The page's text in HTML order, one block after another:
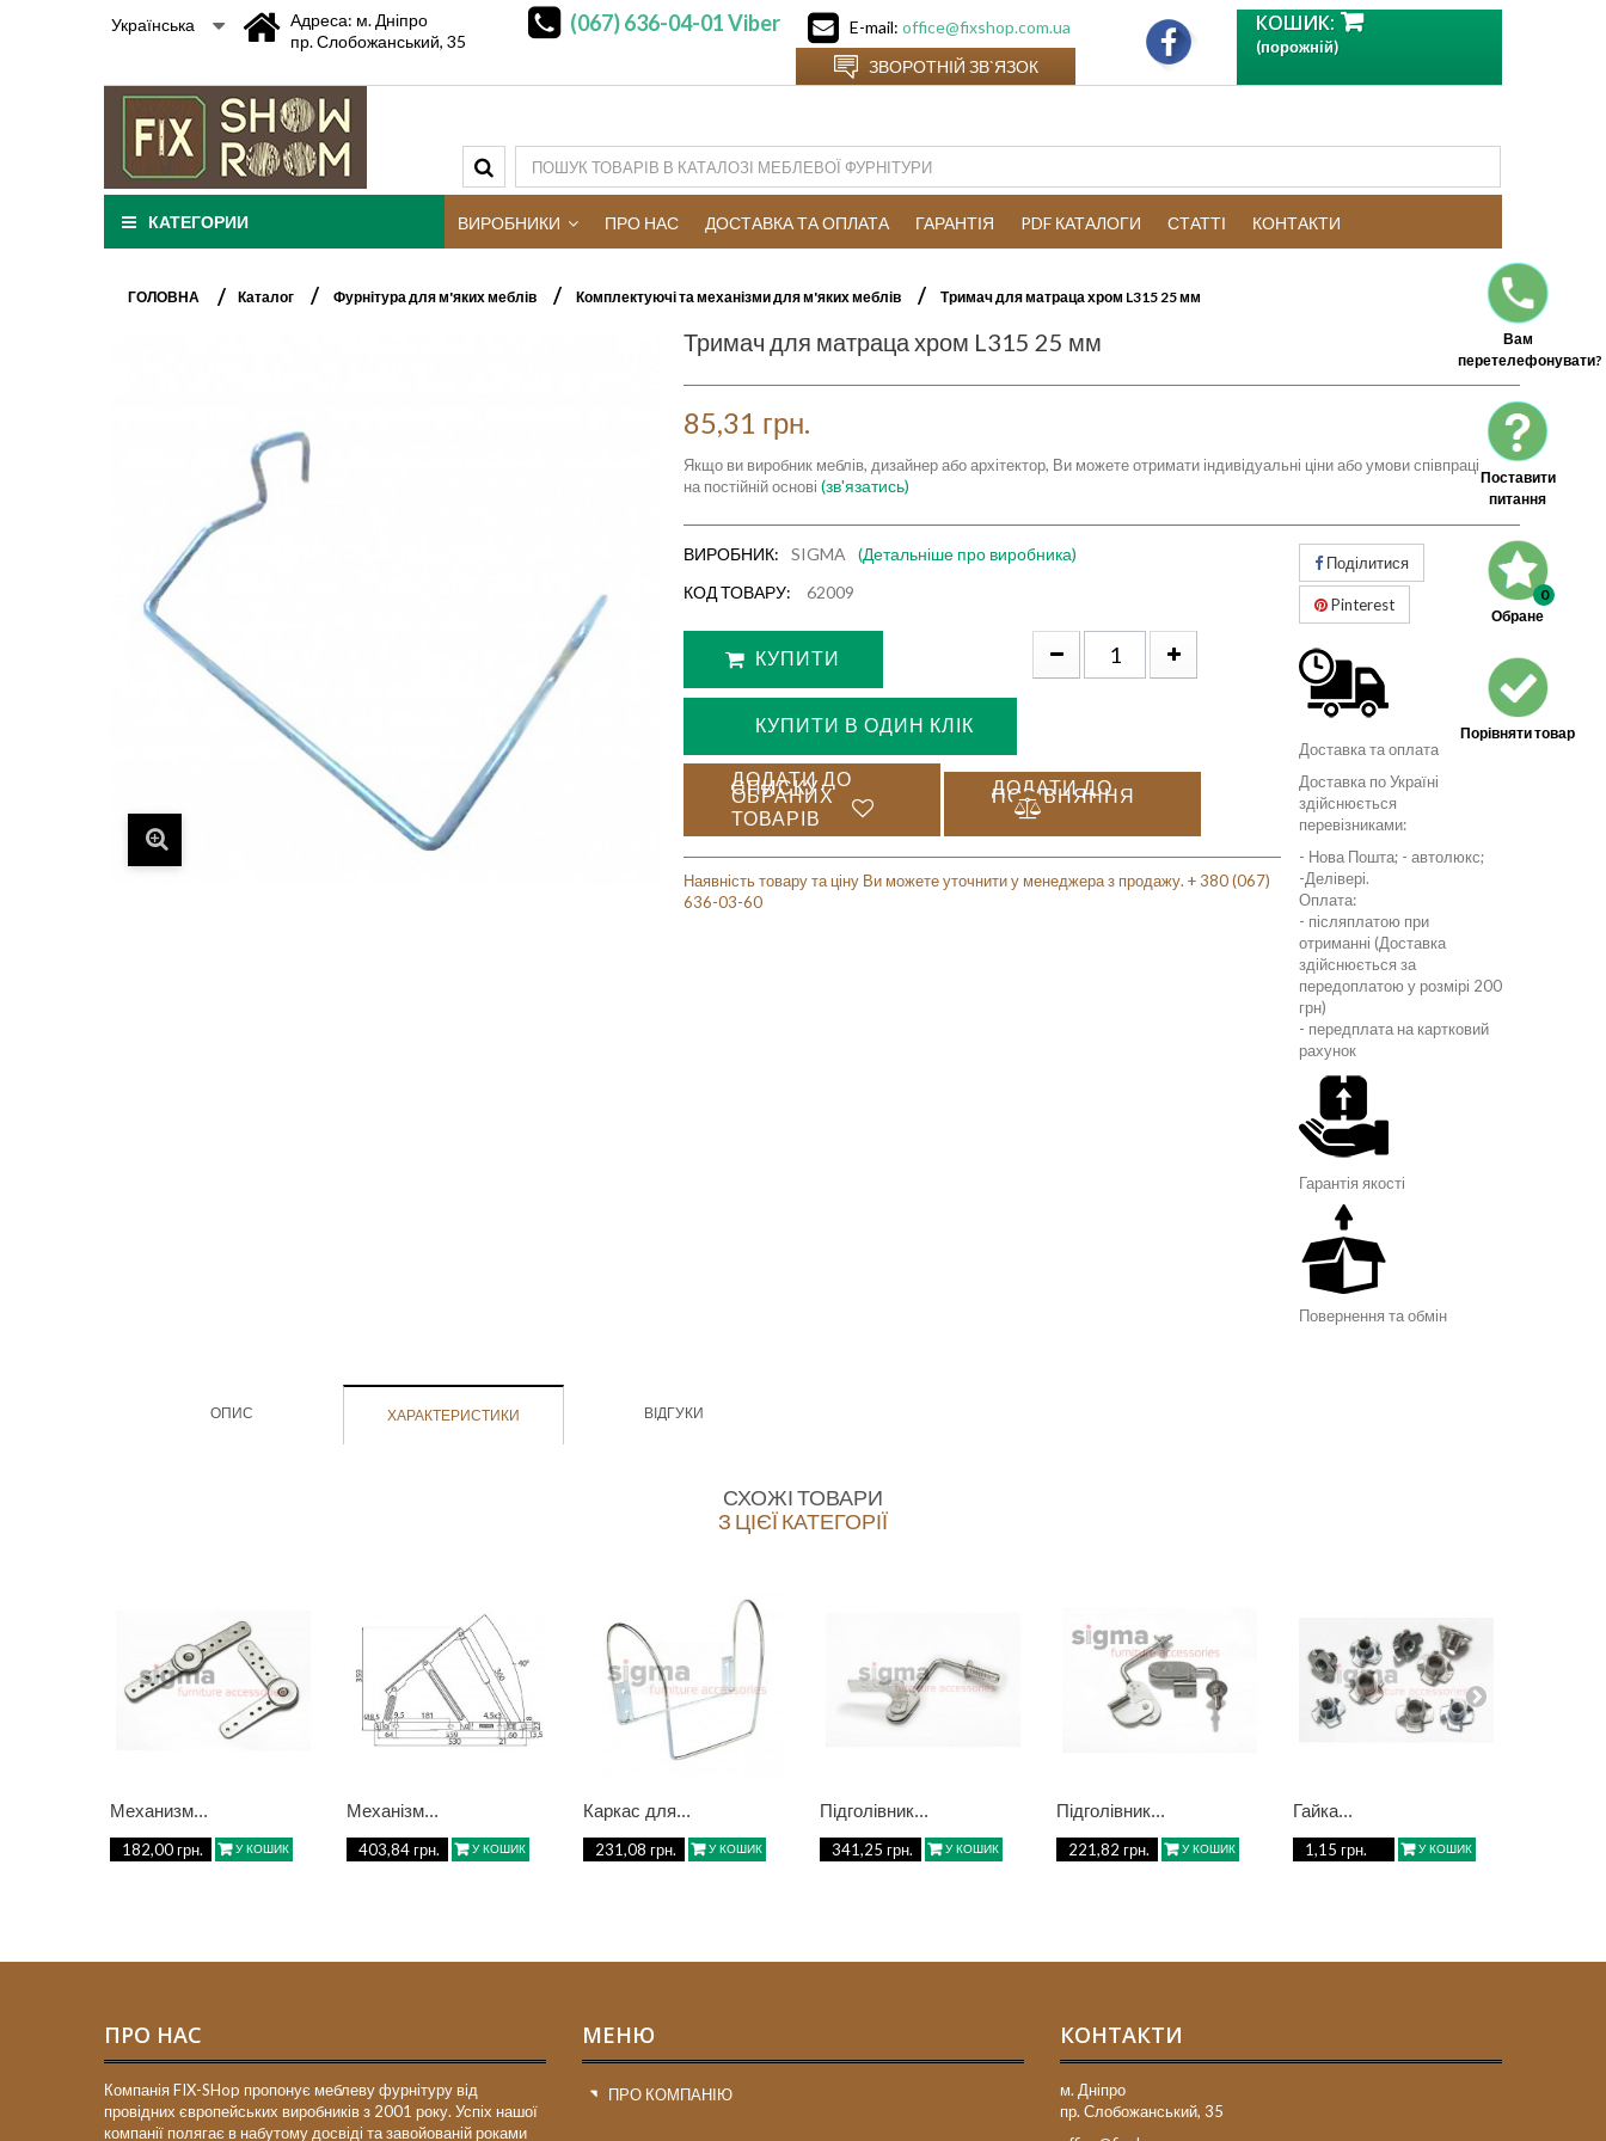
Вам
перетелефонувати?
Поставити
питання
Обране
0
Порівняти товар
Українська
Адреса: м. Дніпро
пр. Слобожанський, 35
(067) 636-04-01Viber E-mail: office@fixshop.com.ua
ЗВОРОТНІЙ ЗВ`ЯЗОК
КОШИК:
(порожній)
КАТЕГОРИИ ВИРОБНИКИ ПРО НАС ДОСТАВКА ТА ОПЛАТА ГАРАНТІЯ PDF КАТАЛОГИ СТАТТІ КОНТАКТИ
ГОЛОВНА Каталог Фурнітура для м'яких меблів Комплектуючі та механізми для м'яких меблів Тримач для матраца хром L315 25 мм
Тримач для матраца хром L315 25 мм
85,31 грн.
Якщо ви виробник меблів, дизайнер або архітектор, Ви можете отримати індивідуальні ціни або умови співпраці
на постійній основі (зв'язатись)
ВИРОБНИК: SIGMA
(Детальніше про виробника)
КОД ТОВАРУ:
62009
КУПИТИ
КУПИТИ В ОДИН КЛІК
ДОДАТИ ДО
СПИСКУ
ОБРАНИХ
ТОВАРІВ
ДОДАТИ ДО
ПОРІВНЯННЯ
Наявність товару та ціну Ви можете уточнити у менеджера з продажу. + 380 (067)
636-03-60
Поділитися
Pinterest
Доставка та оплата
Доставка по Україні
здійснюється
перевізниками:
- Нова Пошта; - автолюкс;
-Делівері.
Оплата:
- післяплатою при
отриманні (Доставка
здійснюється за
передоплатою у розмірі 200
грн)
- передплата на картковий
рахунок
Гарантія якості
Повернення та обмін
ОПИС ХАРАКТЕРИСТИКИ ВІДГУКИ
СХОЖІ ТОВАРИ
З ЦІЄЇ КАТЕГОРІЇ
Механизм...
182,00 грн. У КОШИК
Механізм...
403,84 грн. У КОШИК
Каркас для...
231,08 грн. У КОШИК
Підголівник...
341,25 грн. У КОШИК
Підголівник...
221,82 грн. У КОШИК
Гайка...
1,15 грн. У КОШИК
ПРО НАС
Компанія FIX-SHop пропонує меблеву фурнітуру від
провідних європейських виробників з 2001 року. Успіх нашої
компанії полягає в набутому досвіді та завойованій роками
МЕНЮ
ПРО КОМПАНІЮ
КОНТАКТИ
м. Дніпро
пр. Слобожанський, 35